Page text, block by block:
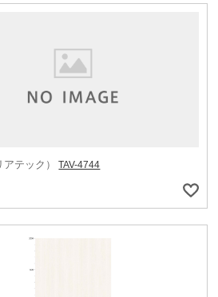
テック）
TAV-4744